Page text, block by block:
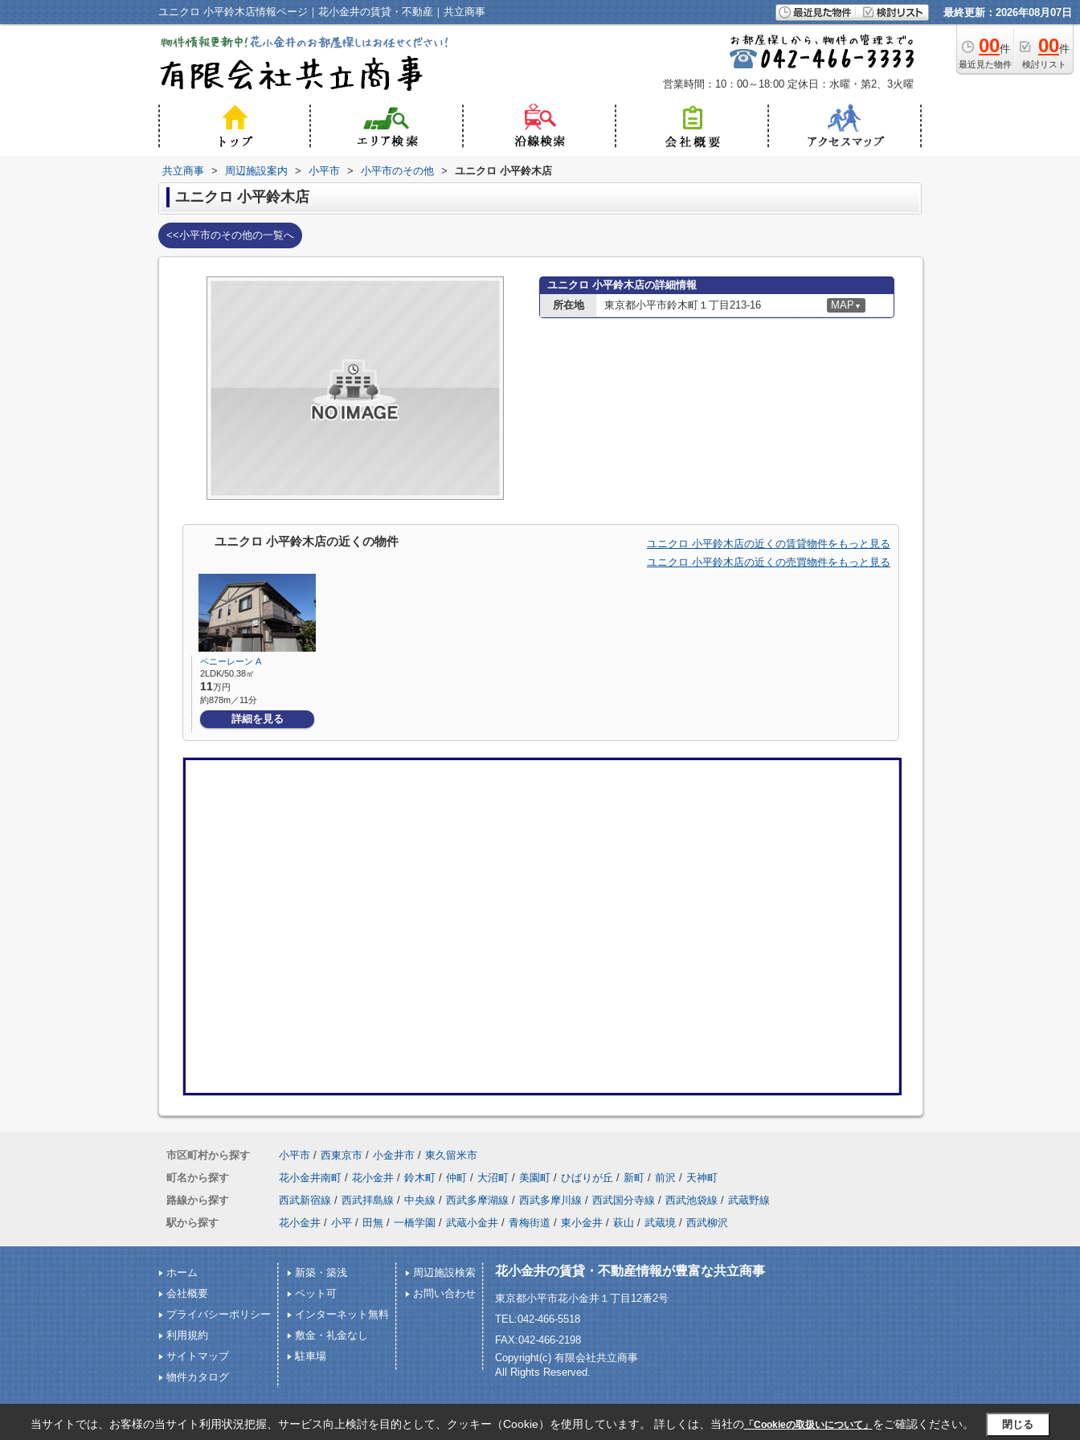
ユニクロ 小平鈴木店情報ページ｜花小金井の賃貸・不動産｜共立商事 最終更新：2026年08月07日
00件
最近見た物件
00件
検討リスト
営業時間：10：00～18:00 定休日：水曜・第2、3火曜
共立商事 > 周辺施設案内 > 小平市 > 小平市のその他 > ユニクロ 小平鈴木店
ユニクロ 小平鈴木店
<<小平市のその他の一覧へ
ユニクロ 小平鈴木店の詳細情報
所在地
東京都小平市鈴木町１丁目213-16 MAP ▼
ユニクロ 小平鈴木店の近くの物件
ユニクロ 小平鈴木店の近くの賃貸物件をもっと見る
ユニクロ 小平鈴木店の近くの売買物件をもっと見る
ペニーレーン A
2LDK/50.38㎡
11万円
約878m／11分
詳細を見る
市区町村から探す 小平市 / 西東京市 / 小金井市 / 東久留米市
町名から探す
花小金井南町 / 花小金井 / 鈴木町 / 仲町 / 大沼町 / 美園町 / ひばりが丘 / 新町 / 前沢 / 天神町
路線から探す
西武新宿線 / 西武拝島線 / 中央線 / 西武多摩湖線 / 西武多摩川線 / 西武国分寺線 / 西武池袋線 / 武蔵野線
駅から探す
花小金井 / 小平 / 田無 / 一橋学園 / 武蔵小金井 / 青梅街道 / 東小金井 / 萩山 / 武蔵境 / 西武柳沢
ホーム
会社概要
プライバシーポリシー
利用規約
サイトマップ
物件カタログ
新築・築浅
ペット可
インターネット無料
敷金・礼金なし
駐車場
周辺施設検索
お問い合わせ
花小金井の賃貸・不動産情報が豊富な共立商事
東京都小平市花小金井１丁目12番2号
TEL:042-466-5518
FAX:042-466-2198
Copyright(c) 有限会社共立商事
All Rights Reserved.
当サイトでは、お客様の当サイト利用状況把握、サービス向上検討を目的として、クッキー（Cookie）を使用しています。 詳しくは、当社の「Cookieの取扱いについて」 をご確認ください。 閉じる